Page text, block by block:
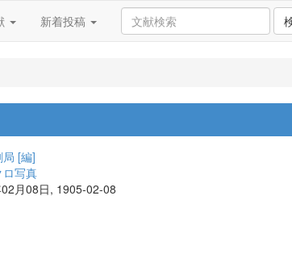
新着投稿
[編]
ロ写真
月08日, 1905-02-08